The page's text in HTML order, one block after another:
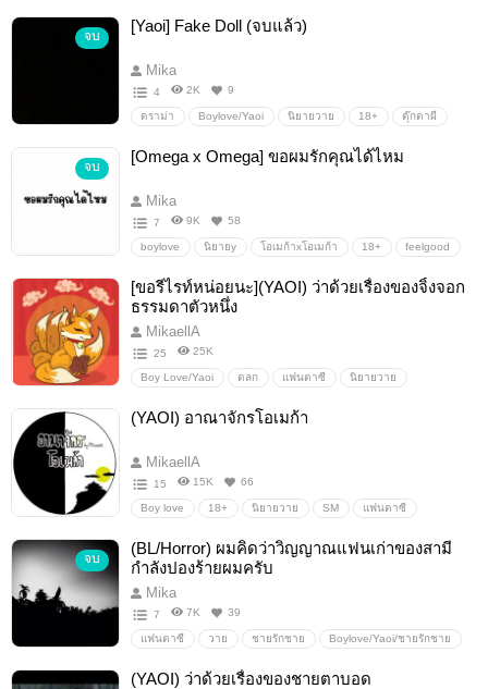
จบ
[Yaoi] Fake Doll (จบแล้ว)
Mika
4 2K 9
ดราม่า Boylove/Yaoi นิยายวาย 18+ ตุ๊กตาผี
จบ
[Omega x Omega] ขอผมรักคุณได้ไหม
Mika
7 9K 58
boylove นิยายy โอเมก้าxโอเมก้า 18+ feelgood
นิยายวายฟีลกู๊ด Yaoi18+
[ขอรีไรท์หน่อยนะ](YAOI) ว่าด้วยเรื่องของจิ้งจอก
ธรรมดาตัวหนึ่ง
MikaellA
25 25K
Boy Love/Yaoi ตลก แฟนตาซี นิยายวาย
(YAOI) อาณาจักรโอเมก้า
MikaellA
15 15K 66
Boy love 18+ นิยายวาย SM แฟนตาซี
จบ
(BL/Horror) ผมคิดว่าวิญญาณแฟนเก่าของสามี
กำลังปองร้ายผมครับ
Mika
7 7K 39
แฟนตาซี วาย ชายรักชาย Boylove/Yaoi/ชายรักชาย
(YAOI) ว่าด้วยเรื่องของชายตาบอด